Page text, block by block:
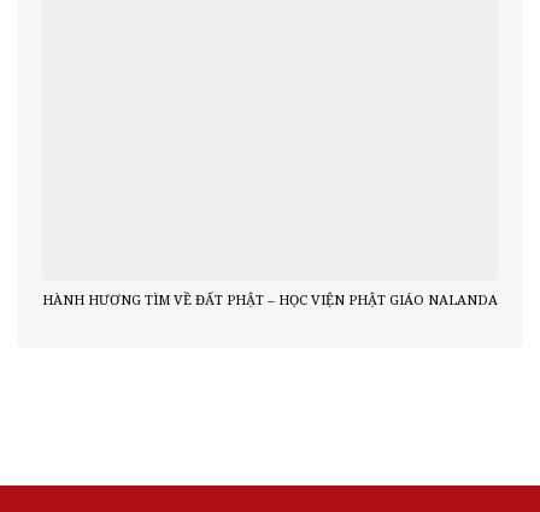
HÀNH HƯƠNG TÌM VỀ ĐẤT PHẬT – HỌC VIỆN PHẬT GIÁO NALANDA